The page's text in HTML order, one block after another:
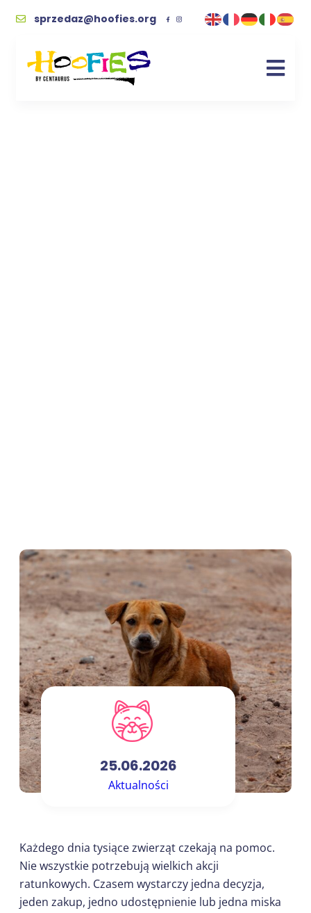
sprzedaz@hoofies.org
25.06.2026
Aktualności
Każdego dnia tysiące zwierząt czekają na pomoc.
Nie wszystkie potrzebują wielkich akcji
ratunkowych. Czasem wystarczy jedna decyzja,
jeden zakup, jedno udostępnienie lub jedna miska